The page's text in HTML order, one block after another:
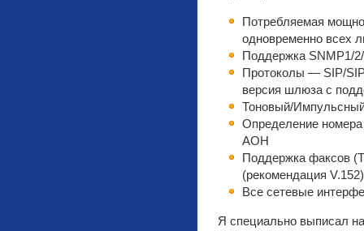
Потребляемая
одновременно всех
Поддержка SNMP1/
Протоколы — SIP/
версия шлюза с
Тоновый/
Определение
АОН
Поддержка факсов
(рекомендация V.152)
Все сетевые
Я специально выписал